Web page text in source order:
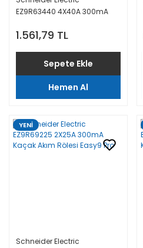
EZ9R63440 4X40A 300mA
1.561,79 TL
Sepete Ekle
Hemen Al
YENİ
Schneider Electric